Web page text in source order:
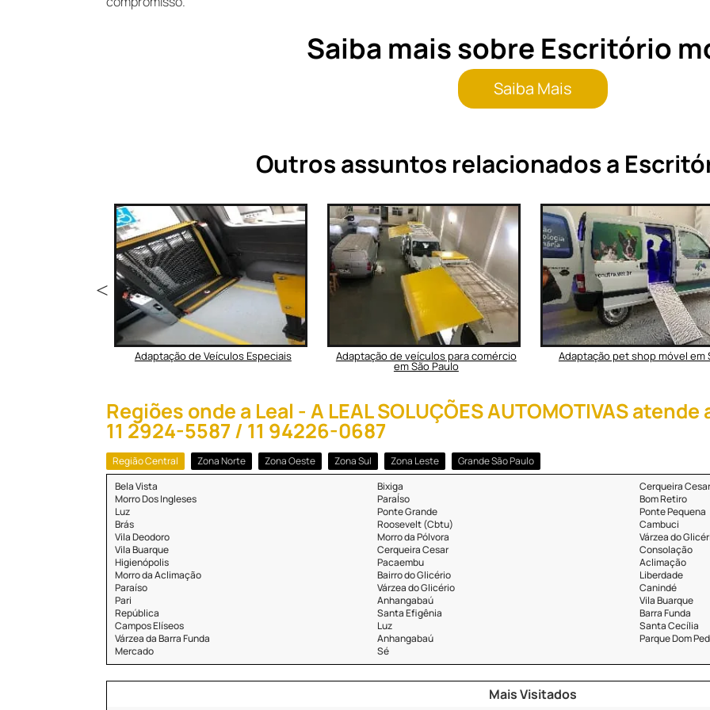
Saiba mais sobre Escritório
Saiba Mais
Outros assuntos relacionados a
Adaptação de Veículos Especiais Adaptação de veículos para comércio
em São Paulo
Adaptação pet shop móvel em
Regiões onde a Leal - A LEAL SOLUÇÕES AUTOMOTIVAS
11 2924-5587 / 11 94226-0687
Região Central Zona Norte Zona Oeste Zona Sul Zona Leste
Grande São Paulo
Bela Vista
Bixiga
Cerqueira Cesar
Morro Dos Ingleses
ParaÍso
Bom Retiro
Luz
Ponte Grande
Ponte Pequena
Brás
Roosevelt (Cbtu)
Cambuci
Vila Deodoro
Morro da Pólvora
Várzea do
Vila Buarque
Cerqueira Cesar
Consolação
Higienópolis
Pacaembu
Aclimação
Morro da Aclimação
Bairro do Glicério
Liberdade
Paraíso
Várzea do Glicério
Canindé
Pari
Anhangabaú
Vila Buarque
República
Santa Efigênia
Barra Funda
Campos Elíseos
Luz
Santa Cecília
Várzea da Barra Funda
Anhangabaú
Parque Dom
Mercado
Sé
Mais Visitados